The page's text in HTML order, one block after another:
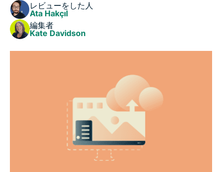
デスクトップ仮想化のメリット
デスクトップ仮想化の導入方法
デスクトップ仮想化の今後のトレンド
FAQ：デスクトップ仮想化に関するよくある質問
レビューをした人
Ata Hakçıl
編集者
Kate Davidson